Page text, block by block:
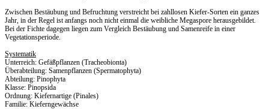
Zwischen Bestäubung und Befruchtung verstreicht bei zahllosen Kiefer-Sorten ein ganzes
Jahr, in der Regel ist anfangs noch nicht einmal die weibliche Megaspore herausgebildet.
Bei der Fichte dagegen liegen zum Vergleich Bestäubung und Samenreife in einer
Vegetationsperiode.
Systematik
Unterreich: Gefäßpflanzen (Tracheobionta)
Überabteilung: Samenpflanzen (Spermatophyta)
Abteilung: Pinophyta
Klasse: Pinopsida
Ordnung: Kiefernartige (Pinales)
Familie: Kieferngewächse